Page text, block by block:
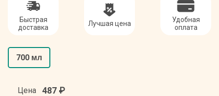
Быстрая
доставка
Лучшая цена
Удобная
оплата
700 мл
Цена 487 ₽